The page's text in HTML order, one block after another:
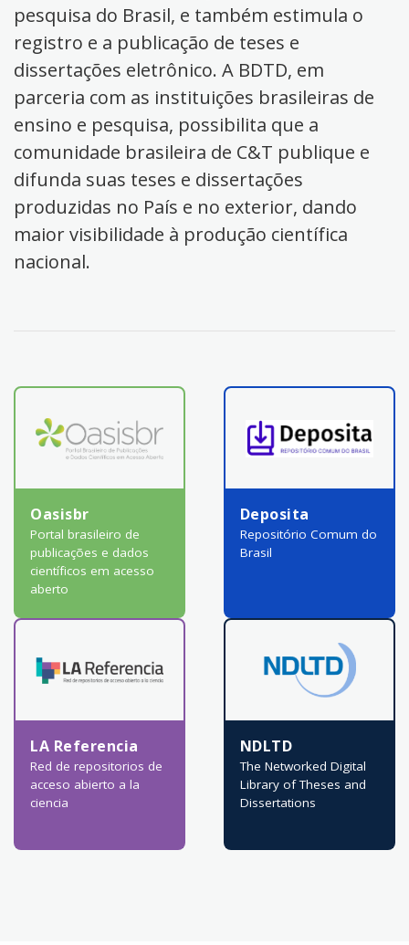
pesquisa do Brasil, e também estimula o
registro e a publicação de teses e
dissertações eletrônico. A BDTD, em
parceria com as instituições brasileiras de
ensino e pesquisa, possibilita que a
comunidade brasileira de C&T publique e
difunda suas teses e dissertações
produzidas no País e no exterior, dando
maior visibilidade à produção científica
nacional.
Oasisbr
Portal brasileiro de
publicações e dados
científicos em acesso
aberto
Deposita
Repositório Comum do
Brasil
LA Referencia
Red de repositorios de
acceso abierto a la
ciencia
NDLTD
The Networked Digital
Library of Theses and
Dissertations